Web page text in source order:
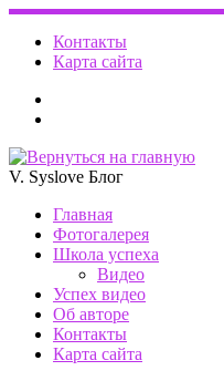
Перейти
содержимому
Контакты
Карта сайта
V. Syslove Блог
Главная
Фотогалерея
Школа успеха
Видео
Успех видео
Об авторе
Контакты
Карта сайта